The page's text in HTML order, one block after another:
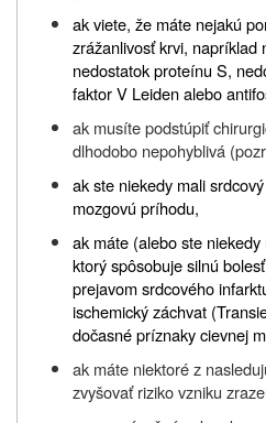
ak viete, že máte nejakú
zrážanlivosť krvi, napríklad
nedostatok proteínu S,
faktor V Leiden alebo
ak musíte podstúpiť
dlhodobo nepohyblivá
ak ste niekedy mali
mozgovú príhodu,
ak máte (alebo ste niekedy
ktorý spôsobuje silnú
prejavom srdcového
ischemický záchvat
dočasné príznaky cievnej
ak máte niektoré z
zvyšovať riziko vzniku